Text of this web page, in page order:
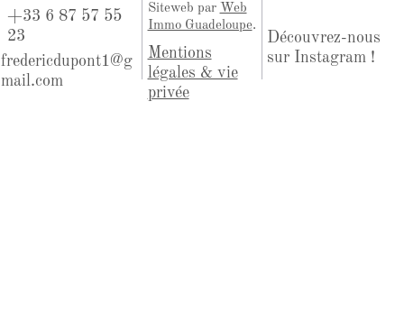
+33 6 87 57 55
23
fredericdupont1@g
mail.com
Découvrez-nous
sur Instagram !
Siteweb par Web
Immo Guadeloupe.
Mentions
légales & vie
privée